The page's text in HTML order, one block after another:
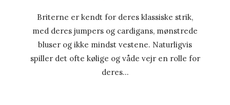
Briterne er kendt for deres klassiske strik,
med deres jumpers og cardigans, mønstrede
bluser og ikke mindst vestene. Naturligvis
spiller det ofte kølige og våde vejr en rolle for
deres…